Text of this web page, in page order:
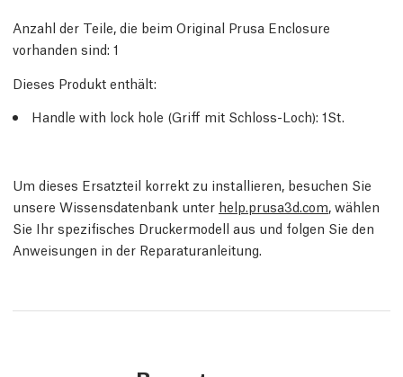
Anzahl der Teile, die beim Original Prusa Enclosure
vorhanden sind: 1
Dieses Produkt enthält:
Handle with lock hole (Griff mit Schloss-Loch): 1St.
Um dieses Ersatzteil korrekt zu installieren, besuchen Sie
unsere Wissensdatenbank unter help.prusa3d.com, wählen
Sie Ihr spezifisches Druckermodell aus und folgen Sie den
Anweisungen in der Reparaturanleitung.